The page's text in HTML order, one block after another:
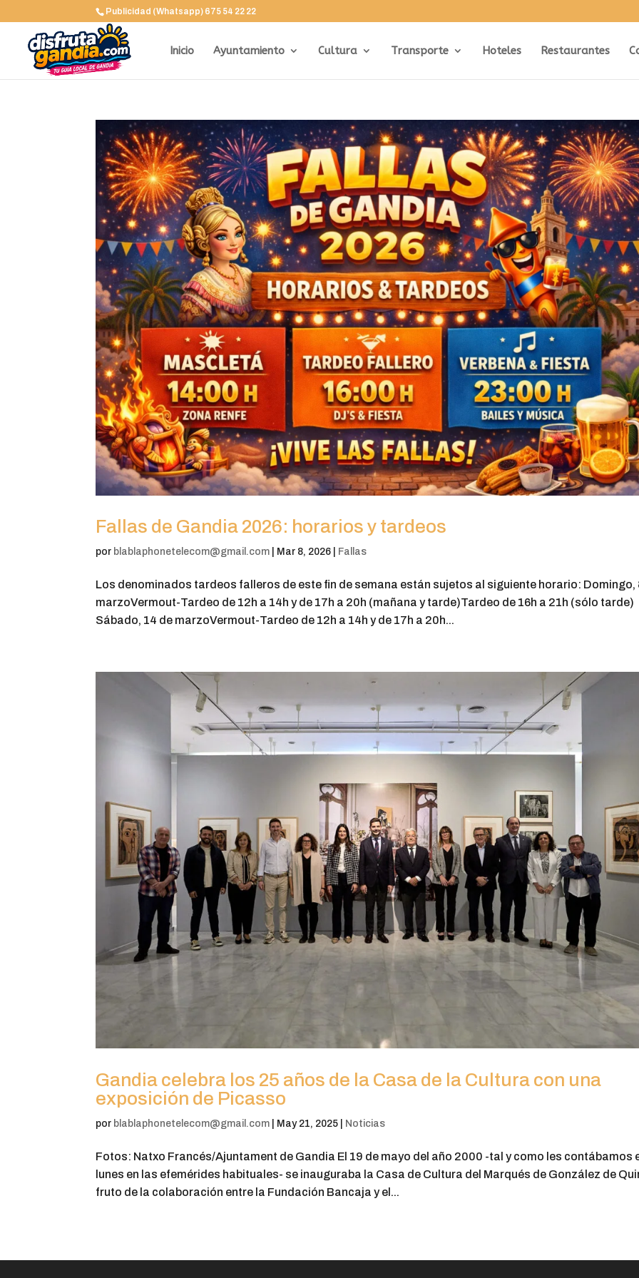
Publicidad (Whatsapp) 675 54 22 22
Inicio Ayuntamiento Cultura Transporte Hoteles Restaurantes
Fallas de Gandia 2026: horarios y tardeos
por blablaphonetelecom@gmail.com Mar 8, 2026 Fallas
Los denominados tardeos falleros de este fin de semana están sujetos al siguiente horario: Domingo,
marzoVermout-Tardeo de 12h a 14h y de 17h a 20h (mañana y tarde)Tardeo de 16h a 21h (sólo tarde)
Sábado, 14 de marzoVermout-Tardeo de 12h a 14h y de 17h a 20h...
Gandia celebra los 25 años de la Casa de la Cultura con una
exposición de Picasso
por blablaphonetelecom@gmail.com May 21, 2025 Noticias
Fotos: Natxo Francés/Ajuntament de Gandia El 19 de mayo del año 2000 -tal y como les contábamos
lunes en las efemérides habituales- se inauguraba la Casa de Cultura del Marqués de González de
fruto de la colaboración entre la Fundación Bancaja y el...